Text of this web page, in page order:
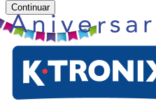
Continuar